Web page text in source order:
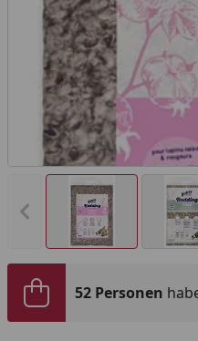
Vorheriges Bild anzeigen
52 Personen